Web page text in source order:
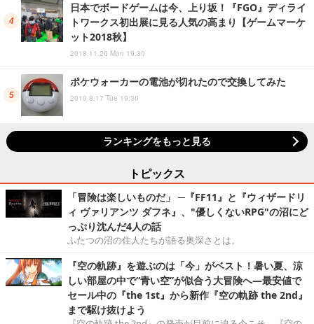
日本でボードゲームは今、上り坂！『FGO』ディライ
トワークス初出展に見る人気の高まり【ゲームマーケ
ット2018秋】
2018.11.26 Mon 19:30
ポケウォーカーの電池が切れたので交換してみた
2010.8.17 Tue 19:30
ランキングをもっと見る
トピックス
「冒険は楽しいものだ」 ─『FF11』と『ウィザードリ
ィ ヴァリアンツ ダフネ』、"優しくないRPG"の沼にど
っぷり沈んだ4人の話
ふたつの沼の住人たちが語る奥深さとは。
『空の軌跡』を遊ぶのは「今」がベスト！暑い夏、涼
しい部屋の中で“青い空”が似合う大冒険へ―最安値で
セール中の『the 1st』から新作『空の軌跡 the 2nd』
まで駆け抜けよう